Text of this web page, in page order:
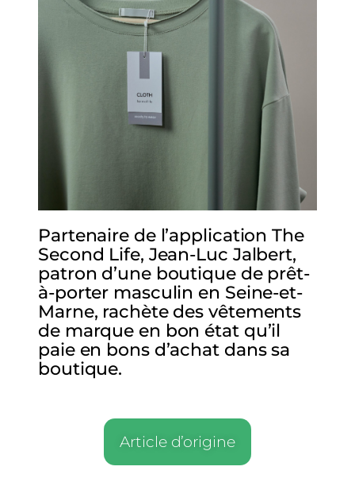
Partenaire de l’application The
Second Life, Jean-Luc Jalbert,
patron d’une boutique de prêt-
à-porter masculin en Seine-et-
Marne, rachète des vêtements
de marque en bon état qu’il
paie en bons d’achat dans sa
boutique.
Article d’origine